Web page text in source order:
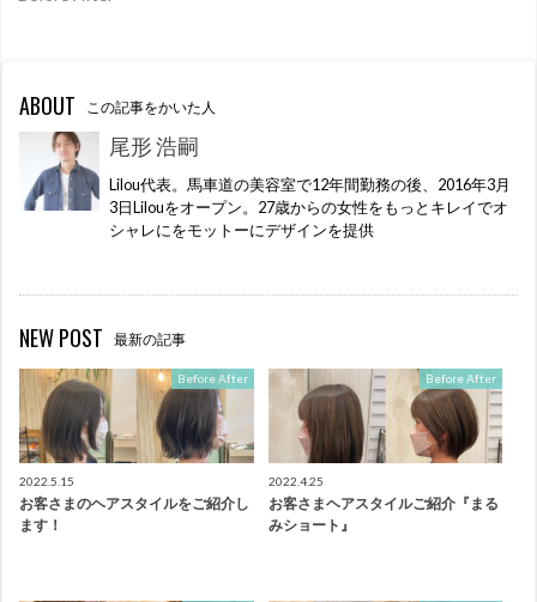
ABOUT この記事をかいた人
尾形 浩嗣
Lilou代表。馬車道の美容室で12年間勤務の後、2016年3月
3日Lilouをオープン。27歳からの女性をもっとキレイでオ
シャレにをモットーにデザインを提供
NEW POST 最新の記事
Before After
2022.5.15
お客さまのヘアスタイルをご紹介し
ます！
Before After
2022.4.25
お客さまヘアスタイルご紹介『まる
みショート』